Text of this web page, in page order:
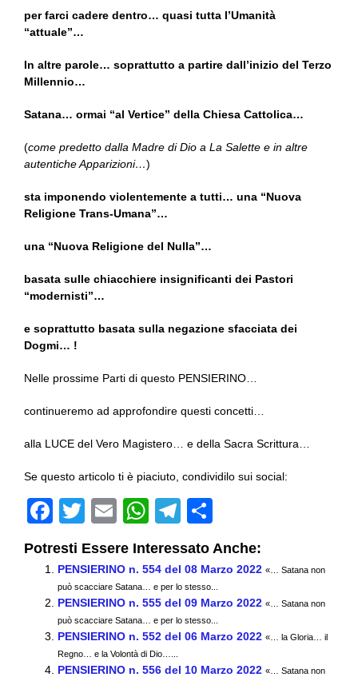
per farci cadere dentro… quasi tutta l’Umanità
“attuale”…
In altre parole… soprattutto a partire dall’inizio del Terzo
Millennio…
Satana… ormai “al Vertice” della Chiesa Cattolica…
(come predetto dalla Madre di Dio a La Salette e in altre
autentiche Apparizioni…)
sta imponendo violentemente a tutti… una “Nuova
Religione Trans-Umana”…
una “Nuova Religione del Nulla”…
basata sulle chiacchiere insignificanti dei Pastori
“modernisti”…
e soprattutto basata sulla negazione sfacciata dei
Dogmi… !
Nelle prossime Parti di questo PENSIERINO…
continueremo ad approfondire questi concetti…
alla LUCE del Vero Magistero… e della Sacra Scrittura…
Se questo articolo ti è piaciuto, condividilo sui social:
F
c
e
b
o
o
T
wi
tt
er
E
m
ail
W
at
s
A
p
p
T
el
e
gr
a
m
o
n
di
vi
di
Potresti Essere Interessato Anche:
PENSIERINO n. 554 del 08 Marzo 2022 «… Satana non
può scacciare Satana… e per lo stesso...
PENSIERINO n. 555 del 09 Marzo 2022 «… Satana non
può scacciare Satana… e per lo stesso...
PENSIERINO n. 552 del 06 Marzo 2022 «… la Gloria… il
Regno… e la Volontà di Dio…...
PENSIERINO n. 556 del 10 Marzo 2022 «… Satana non